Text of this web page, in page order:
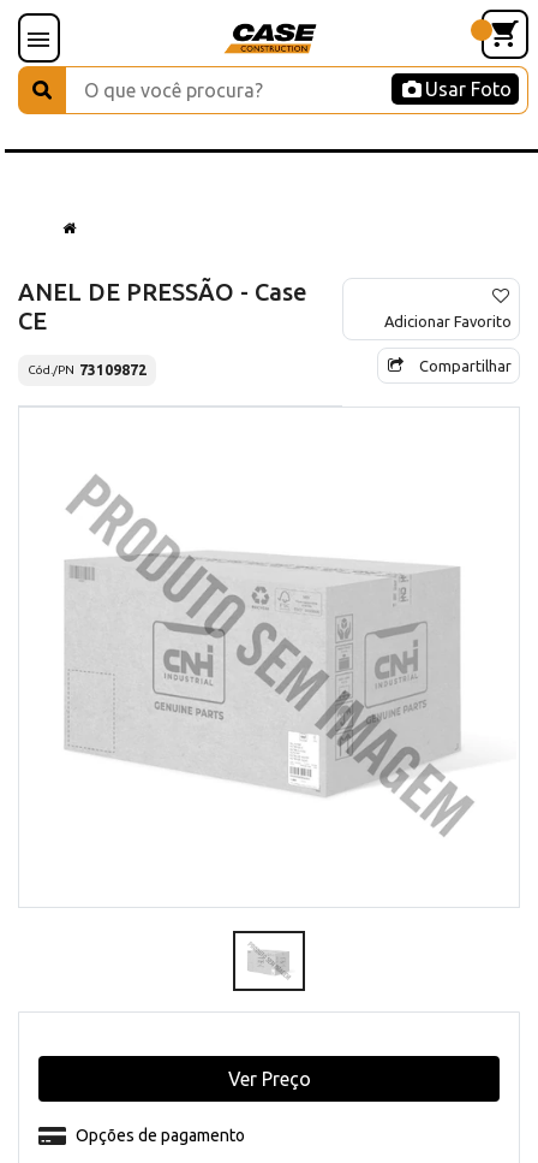
Usar Foto
ANEL DE PRESSÃO - Case
CE
Cód./PN 73109872
Adicionar Favorito
Compartilhar
Opções de pagamento
Ver Preço